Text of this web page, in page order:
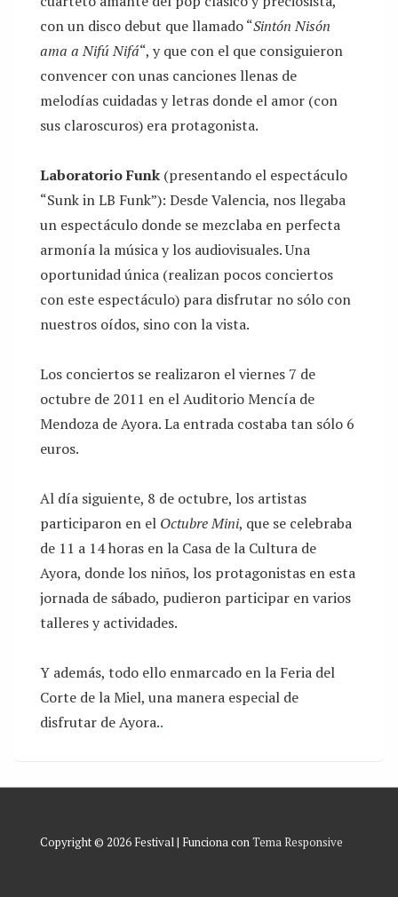
con un disco debut que llamado “Sintón Nisón
ama a Nifú Nifá“, y que con el que consiguieron
convencer con unas canciones llenas de
melodías cuidadas y letras donde el amor (con
sus claroscuros) era protagonista.
Laboratorio Funk (presentando el espectáculo
“Sunk in LB Funk”): Desde Valencia, nos llegaba
un espectáculo donde se mezclaba en perfecta
armonía la música y los audiovisuales. Una
oportunidad única (realizan pocos conciertos
con este espectáculo) para disfrutar no sólo con
nuestros oídos, sino con la vista.
Los conciertos se realizaron el viernes 7 de
octubre de 2011 en el Auditorio Mencía de
Mendoza de Ayora. La entrada costaba tan sólo 6
euros.
Al día siguiente, 8 de octubre, los artistas
participaron en el Octubre Mini, que se celebraba
de 11 a 14 horas en la Casa de la Cultura de
Ayora, donde los niños, los protagonistas en esta
jornada de sábado, pudieron participar en varios
talleres y actividades.
Y además, todo ello enmarcado en la Feria del
Corte de la Miel, una manera especial de
disfrutar de Ayora..
Copyright © 2026 Festival| Funciona conTema Responsive